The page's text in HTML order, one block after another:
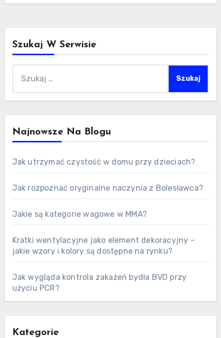
Szukaj W Serwisie
Najnowsze Na Blogu
Jak utrzymać czystość w domu przy dzieciach?
Jak rozpoznać oryginalne naczynia z Bolesławca?
Jakie są kategorie wagowe w MMA?
Kratki wentylacyjne jako element dekoracyjny –
jakie wzory i kolory są dostępne na rynku?
Jak wygląda kontrola zakażeń bydła BVD przy
użyciu PCR?
Kategorie